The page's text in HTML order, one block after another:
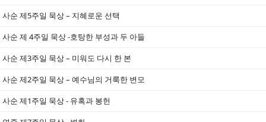
사순 제5주일 묵상 – 지혜로운 선택
사순 제 4주일 묵상 -호탕한 부성과 두 아들
사순 제3주일 묵상 – 미워도 다시 한 본
사순 제2주일 묵상 – 예수님의 거룩한 변모
사순 제1주일 묵상 - 유혹과 봉헌